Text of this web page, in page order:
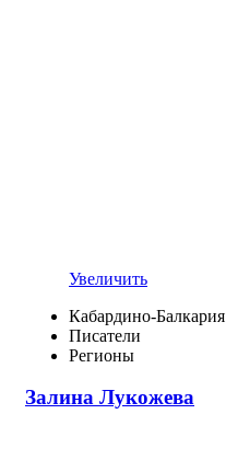
Увеличить
Кабардино-Балкария
Писатели
Регионы
Залина Лукожева